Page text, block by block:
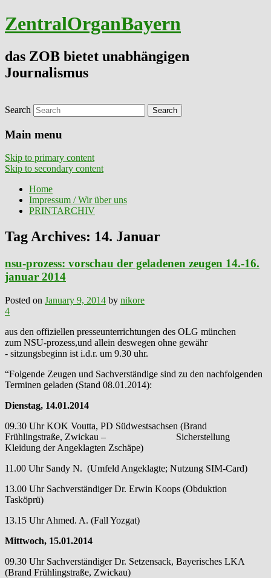
ZentralOrganBayern
das ZOB bietet unabhängigen
Journalismus
Search
Main menu
Skip to primary content
Skip to secondary content
Home
Impressum / Wir über uns
PRINTARCHIV
Tag Archives: 14. Januar
nsu-prozess: vorschau der geladenen zeugen 14.-16.
januar 2014
Posted on January 9, 2014 by nikore
4
aus den offiziellen presseunterrichtungen des OLG münchen
zum NSU-prozess,und allein deswegen ohne gewähr
- sitzungsbeginn ist i.d.r. um 9.30 uhr.
“Folgende Zeugen und Sachverständige sind zu den nachfolgenden
Terminen geladen (Stand 08.01.2014):
Dienstag, 14.01.2014
09.30 Uhr KOK Voutta, PD Südwestsachsen (Brand
Frühlingstraße, Zwickau – Sicherstellung
Kleidung der Angeklagten Zschäpe)
11.00 Uhr Sandy N. (Umfeld Angeklagte; Nutzung SIM-Card)
13.00 Uhr Sachverständiger Dr. Erwin Koops (Obduktion
Tasköprü)
13.15 Uhr Ahmed. A. (Fall Yozgat)
Mittwoch, 15.01.2014
09.30 Uhr Sachverständiger Dr. Setzensack, Bayerisches LKA
(Brand Frühlingstraße, Zwickau)